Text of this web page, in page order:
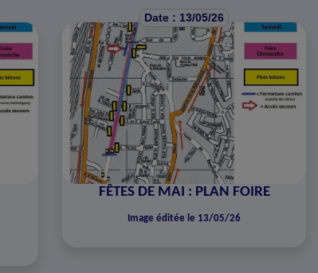
Date : 13/05/26
FÊTES DE MAI : PLAN FOIRE
Image éditée le 13/05/26